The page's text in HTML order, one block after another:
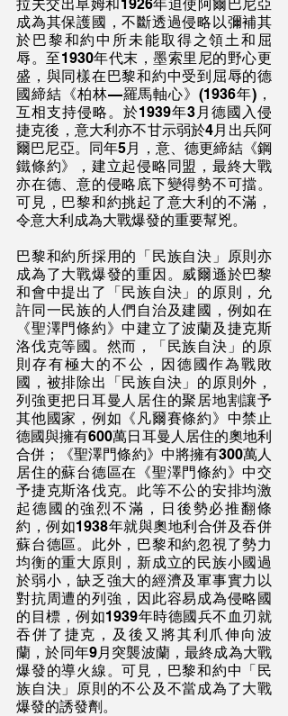
拉夫交出阜姆和1926年迫使阿爾巴尼亞
成為其保護國，不斷透過侵略以彌補其
於巴黎和約中所未能取得之領土和屈
辱。至1930年代末，墨索里尼的野心更
盛，與同樣在巴黎和約中受到屈辱的德
國締結《柏林—羅馬軸心》(1936年)，
互相支持侵略。於1939年3月德國入侵
捷克後，意大利亦不甘示弱於4月出兵阿
爾巴尼亞。同年5月，意、德更締結《鋼
鐵條約》，建立起侵略同盟，最終大戰
亦在德、意的侵略底下變得勢不可擋。
可見，巴黎和約挑起了意大利的不滿，
令意大利成為大戰爆發的重要幫兇。
巴黎和約所採用的「民族自決」原則亦
成為了大戰爆發的重因。威爾遜於巴黎
和會中提出了「民族自決」的原則，允
許同一民族的人們自治及建國，例如在
《聖澤門條約》中建立了波蘭及捷克斯
洛伐克等國。然而，「民族自決」的原
則存有極大的不公，因德國作為戰敗
國，被排除出「民族自決」的原則外，
列強更把日耳曼人居住的聚居地割讓予
其他國家，例如《凡爾賽條約》中禁止
德國與擁有600萬日耳曼人居住的奧地利
合併；《聖澤門條約》中將擁有300萬人
居住的蘇台德區在《聖澤門條約》中交
予捷克斯洛伐克。此等不公的安排均激
起德國的強烈不滿，日後勢必推翻條
約，例如1938年就與奧地利合併及吞併
蘇台德區。此外，巴黎和約忽視了勢力
均衡的重大原則，新成立的民族小國過
於弱小，缺乏強大的經濟及軍事實力以
對抗周遭的列強，因此容易成為侵略國
的目標，例如1939年時德國兵不血刃就
吞併了捷克，及後又將其利爪伸向波
蘭，於同年9月突襲波蘭，最終成為大戰
爆發的導火線。可見，巴黎和約中「民
族自決」原則的不公及不當成為了大戰
爆發的誘發劑。